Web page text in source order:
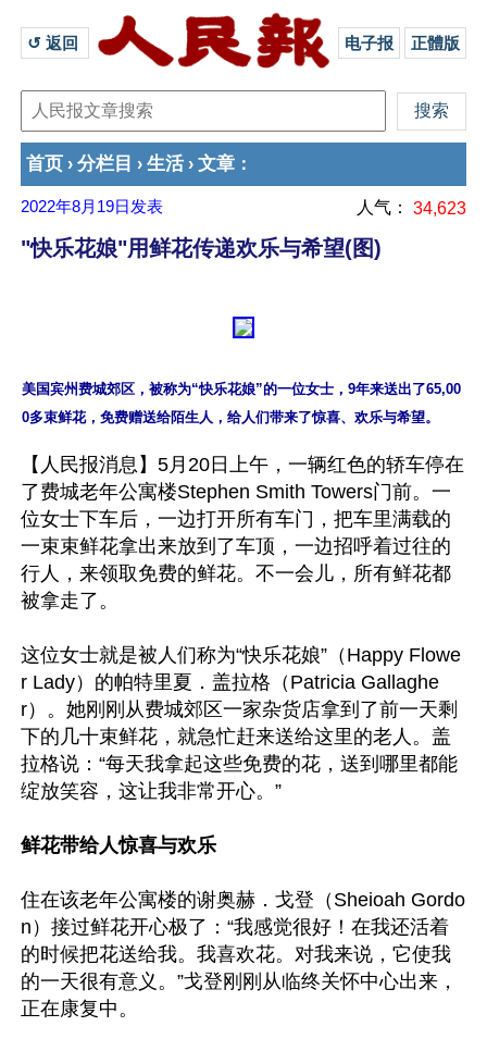
↺ 返回 电子报 正體版
首页 › 分栏目 › 生活 › 文章 ：
2022年8月19日 发表 人气： 34,623
"快乐花娘"用鲜花传递欢乐与希望(图)
美国宾州费城郊区，被称为“快乐花娘”的一位女士，9年来送出了65,00
【人民报消息】5月20日上午，一辆红色的轿车停在
了费城老年公寓楼Stephen Smith Towers门前。一
位女士下车后，一边打开所有车门，把车里满载的
一束束鲜花拿出来放到了车顶，一边招呼着过往的
行人，来领取免费的鲜花。不一会儿，所有鲜花都
被拿走了。
这位女士就是被人们称为“快乐花娘”（Happy Flowe
r Lady）的帕特里夏．盖拉格（Patricia Gallaghe
r）。她刚刚从费城郊区一家杂货店拿到了前一天剩
下的几十束鲜花，就急忙赶来送给这里的老人。盖
拉格说：“每天我拿起这些免费的花，送到哪里都能
绽放笑容，这让我非常开心。”
鲜花带给人惊喜与欢乐
住在该老年公寓楼的谢奥赫．戈登（Sheioah Gordo
n）接过鲜花开心极了：“我感觉很好！在我还活着
的时候把花送给我。我喜欢花。对我来说，它使我
的一天很有意义。”戈登刚刚从临终关怀中心出来，
正在康复中。